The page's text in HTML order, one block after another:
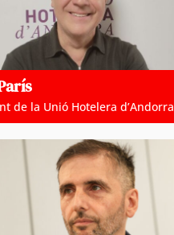
de la Unió Hotelera d’Andorra